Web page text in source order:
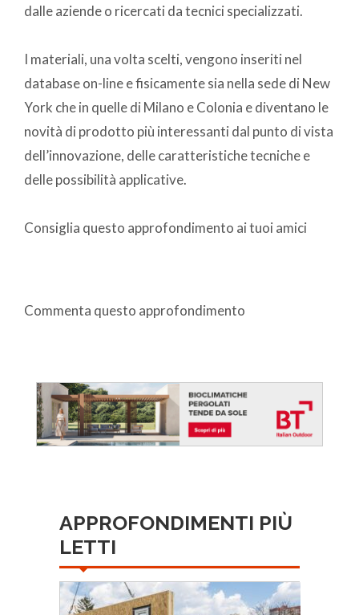
dalle aziende o ricercati da tecnici specializzati.
I materiali, una volta scelti, vengono inseriti nel
database on-line e fisicamente sia nella sede di New
York che in quelle di Milano e Colonia e diventano le
novità di prodotto più interessanti dal punto di vista
dell’innovazione, delle caratteristiche tecniche e
delle possibilità applicative.
Consiglia questo approfondimento ai tuoi amici
Commenta questo approfondimento
APPROFONDIMENTI PIÙ
LETTI